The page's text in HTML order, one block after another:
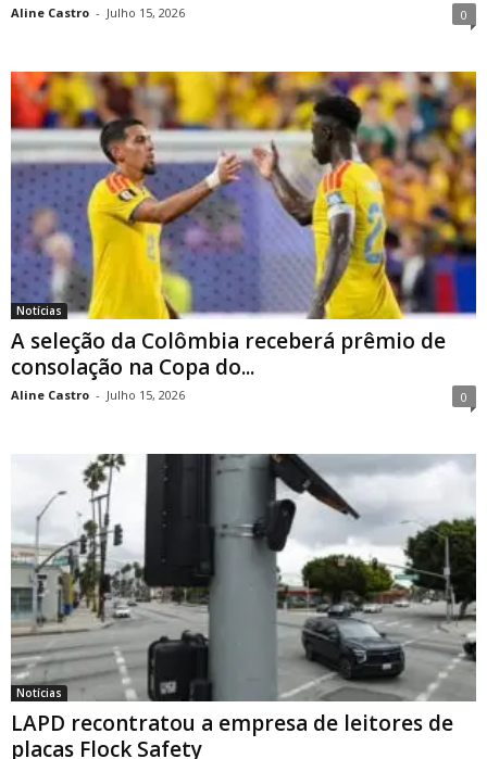
Aline Castro - Julho 15, 2026 0
Notícias
A seleção da Colômbia receberá prêmio de
consolação na Copa do...
Aline Castro - Julho 15, 2026 0
Notícias
LAPD recontratou a empresa de leitores de
placas Flock Safety